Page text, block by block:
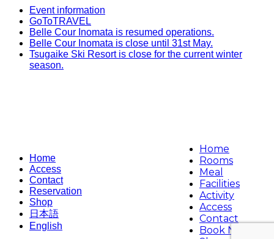
Event information
GoToTRAVEL
Belle Cour Inomata is resumed operations.
Belle Cour Inomata is close until 31st May.
Tsugaike Ski Resort is close for the current winter
season.
Home
Access
Contact
Reservation
Shop
日本語
English
Home
Rooms
Meal
Facilities
Activity
Access
Contact
Book Now